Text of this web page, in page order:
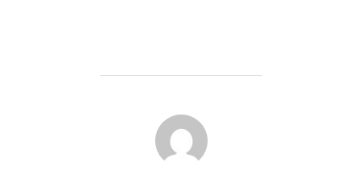
POST AUTHOR